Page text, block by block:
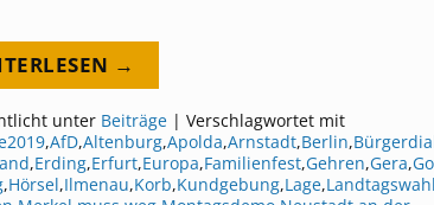
→
unter Beiträge | Verschlagwortet mit
,AfD,Altenburg,Apolda,Arnstadt,Berlin,
,Erding,Erfurt,Europa,Familienfest,Gehren,Gera,
,Hörsel,Ilmenau,Korb,Kundgebung,Lage,Landtagswahl